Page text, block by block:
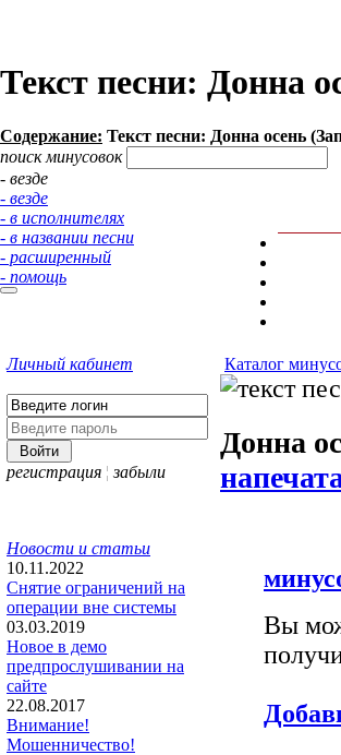
Текст песни: Донна
Содержание: Текст песни: Донна осень
поиск минусовок
- везде
- везде
- в исполнителях
- в названии песни
- расширенный
- помощь
Личный кабинет
регистрация ¦ забыли
Новости и статьи
10.11.2022
Снятие ограничений на
операции вне системы
03.03.2019
Новое в демо
предпрослушивании на
сайте
22.08.2017
Внимание!
Мошенничество!
Каталог
Донна
Вы